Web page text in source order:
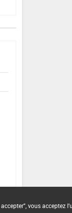
vous acceptez